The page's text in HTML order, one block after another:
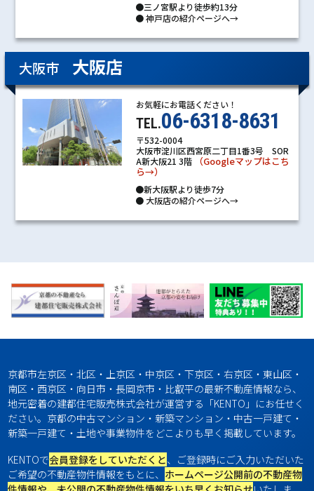
●三ノ宮駅より徒歩約13分
●神戸店の紹介ページへ→
大阪市 大阪店
お気軽にお電話ください！
TEL.06-6318-8631
〒532-0004
大阪市淀川区西宮原二丁目1番3号 SOR
A新大阪21 3階
（Googleマップはこち
ら→）
●新大阪駅より徒歩7分
●大阪店の紹介ページへ→
京都市左京区・北区・上京区・中京区・下京区・右京区・東山区・
南区・西京区・向日市・長岡京市・比叡平の最新不動産情報なら、
地元密着の建都住宅販売株式会社が運営する「KENTO」にお任せく
ださい。京都の中古マンション・新築マンション・中古一戸建て・
新築一戸建て・土地や事業物件をどこよりも早く掲載しています。
KENTOで会員登録をしていただくと、ご登録時にご入力いただいた
ご希望の不動産物件情報をもとに、 ホームページ公開前の不動産物